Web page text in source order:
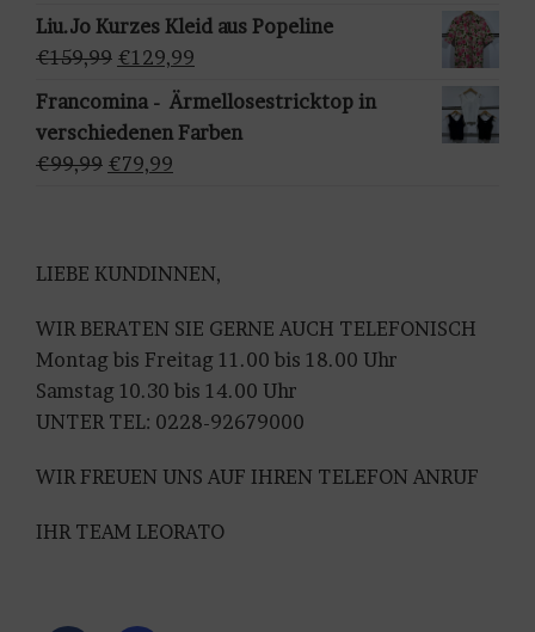
l
e
n
€109,99
Preis
€79,99.
Liu.Jo Kurzes Kleid aus Popeline
€159,99 Ursprünglicher
Preis
war:
€129,99
Preis
ist:
Francomina - Ärmellosestricktop in
verschiedenen Farben
€99,99 Ursprünglicher
€79,99
LIEBE KUNDINNEN,
WIR BERATEN SIE GERNE AUCH TELEFONISCH
Montag bis Freitag 11.00 bis 18.00 Uhr
Samstag 10.30 bis 14.00 Uhr
UNTER TEL: 0228-92679000
WIR FREUEN UNS AUF IHREN TELEFON ANRUF
IHR TEAM LEORATO